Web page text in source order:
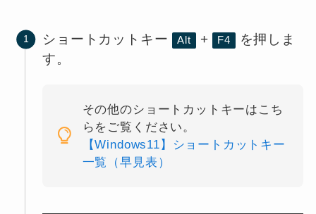
ショートカットキー Alt + F4 を押しま
す。
その他のショートカットキーはこち
らをご覧ください。
【Windows11】ショートカットキー
一覧（早見表）